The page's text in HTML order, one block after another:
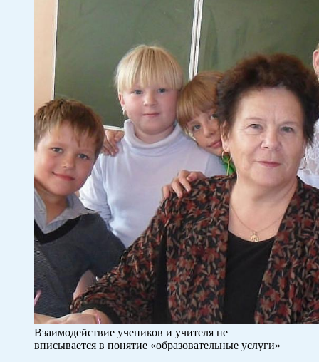
Взаимодействие учеников и учителя не
вписывается в понятие «образовательные услуги»